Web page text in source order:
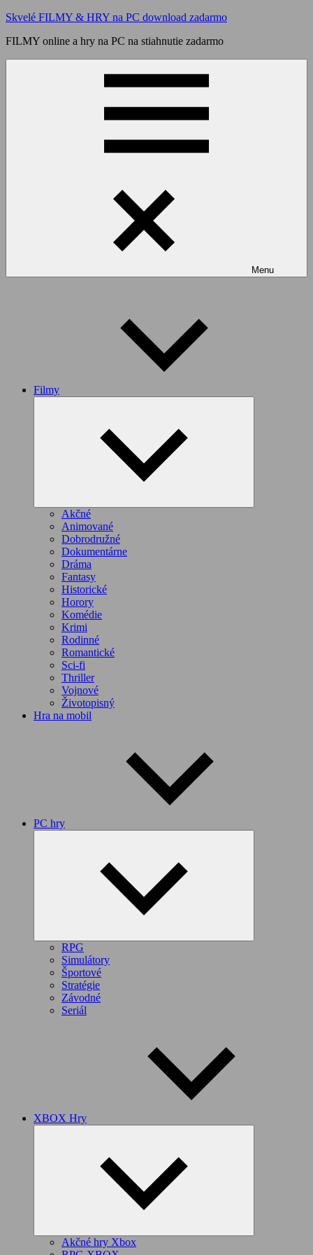
Skip
content
Skvelé FILMY & HRY na PC download zadarmo
FILMY online a hry na PC na stiahnutie zadarmo
Menu
Filmy
Akčné
Animované
Dobrodružné
Dokumentárne
Dráma
Fantasy
Historické
Horory
Komédie
Krimi
Rodinné
Romantické
Sci-fi
Thriller
Vojnové
Životopisný
Hra na mobil
PC hry
RPG
Simulátory
Športové
Stratégie
Závodné
Seriál
XBOX Hry
Akčné hry Xbox